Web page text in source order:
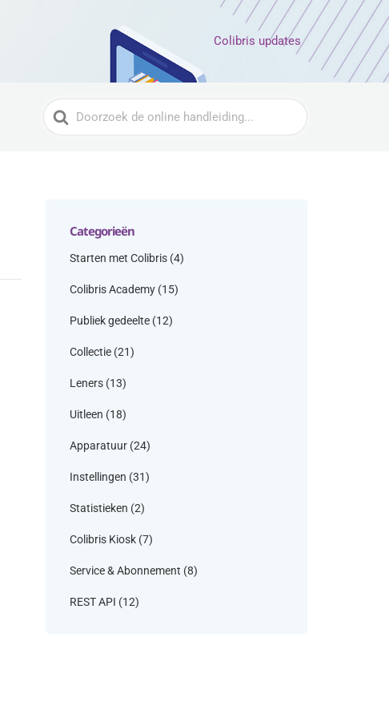
Colibris updates
Zoeken
naar
Categorieën
Starten met Colibris (4)
Colibris Academy (15)
Publiek gedeelte (12)
Collectie (21)
Leners (13)
Uitleen (18)
Apparatuur (24)
Instellingen (31)
Statistieken (2)
Colibris Kiosk (7)
Service & Abonnement (8)
REST API (12)